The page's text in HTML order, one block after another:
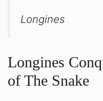
Longines
Longines
of The Snake